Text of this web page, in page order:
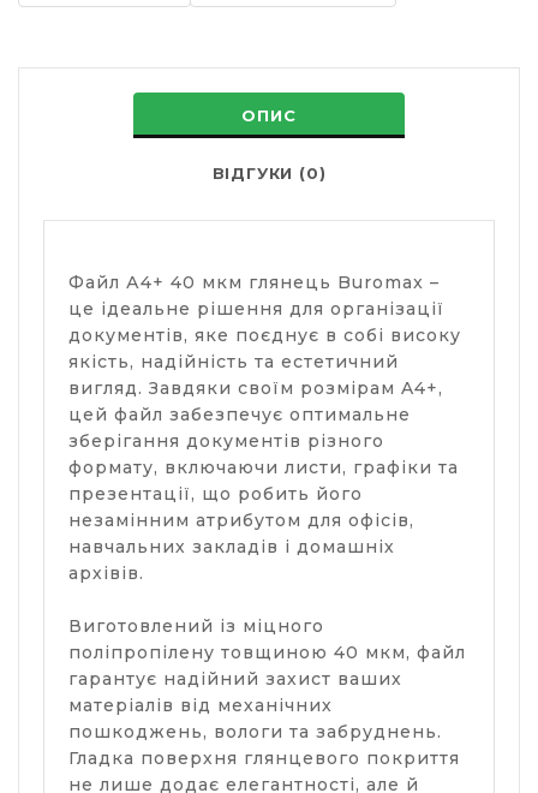
ОПИС
ВІДГУКИ (0)
Файл А4+ 40 мкм глянець Buromax –
це ідеальне рішення для організації
документів, яке поєднує в собі високу
якість, надійність та естетичний
вигляд. Завдяки своїм розмірам A4+,
цей файл забезпечує оптимальне
зберігання документів різного
формату, включаючи листи, графіки та
презентації, що робить його
незамінним атрибутом для офісів,
навчальних закладів і домашніх
архівів.
Виготовлений із міцного
поліпропілену товщиною 40 мкм, файл
гарантує надійний захист ваших
матеріалів від механічних
пошкоджень, вологи та забруднень.
Гладка поверхня глянцевого покриття
не лише додає елегантності, але й